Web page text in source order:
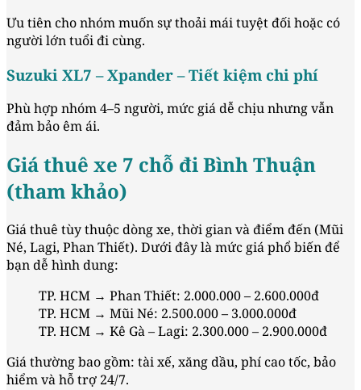
Ưu tiên cho nhóm muốn sự thoải mái tuyệt đối hoặc có
người lớn tuổi đi cùng.
Suzuki XL7 – Xpander – Tiết kiệm chi phí
Phù hợp nhóm 4–5 người, mức giá dễ chịu nhưng vẫn
đảm bảo êm ái.
Giá thuê xe 7 chỗ đi Bình Thuận
(tham khảo)
Giá thuê tùy thuộc dòng xe, thời gian và điểm đến (Mũi
Né, Lagi, Phan Thiết). Dưới đây là mức giá phổ biến để
bạn dễ hình dung:
TP. HCM → Phan Thiết: 2.000.000 – 2.600.000đ
TP. HCM → Mũi Né: 2.500.000 – 3.000.000đ
TP. HCM → Kê Gà – Lagi: 2.300.000 – 2.900.000đ
Giá thường bao gồm: tài xế, xăng dầu, phí cao tốc, bảo
hiểm và hỗ trợ 24/7.